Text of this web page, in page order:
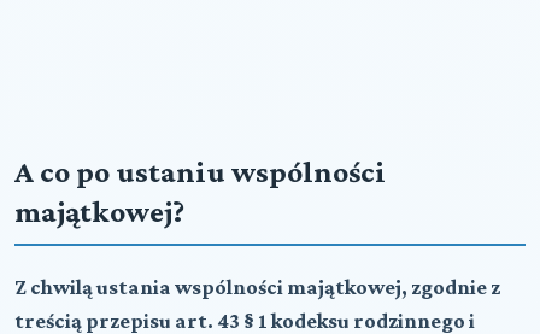
A co po ustaniu wspólności
majątkowej?
Z chwilą ustania wspólności majątkowej, zgodnie z
treścią przepisu art. 43 § 1 kodeksu rodzinnego i